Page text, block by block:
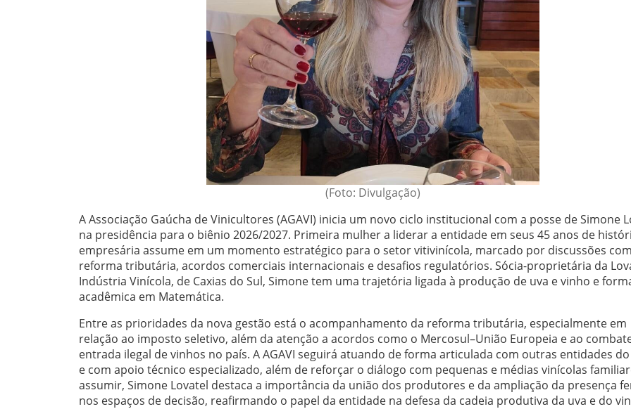
(Foto: Divulgação)
A Associação Gaúcha de Vinicultores (AGAVI) inicia um novo ciclo institucional com a posse de Simone
na presidência para o biênio 2026/2027. Primeira mulher a liderar a entidade em seus 45 anos de
empresária assume em um momento estratégico para o setor vitivinícola, marcado por discussões
reforma tributária, acordos comerciais internacionais e desafios regulatórios. Sócia-proprietária da
Indústria Vinícola, de Caxias do Sul, Simone tem uma trajetória ligada à produção de uva e vinho e
acadêmica em Matemática.
Entre as prioridades da nova gestão está o acompanhamento da reforma tributária, especialmente em
relação ao imposto seletivo, além da atenção a acordos como o Mercosul–União Europeia e ao
entrada ilegal de vinhos no país. A AGAVI seguirá atuando de forma articulada com outras entidades
e com apoio técnico especializado, além de reforçar o diálogo com pequenas e médias vinícolas
assumir, Simone Lovatel destaca a importância da união dos produtores e da ampliação da presença
nos espaços de decisão, reafirmando o papel da entidade na defesa da cadeia produtiva da uva e do